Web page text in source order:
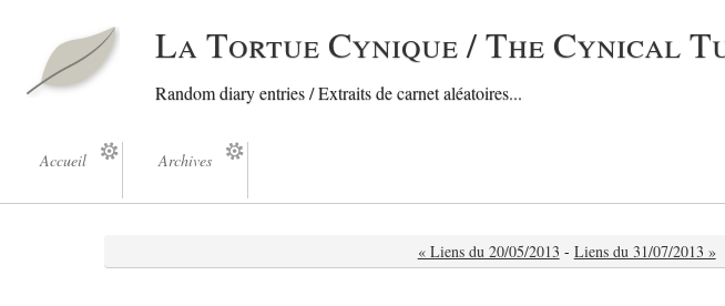
La Tortue Cynique / The Cynical
Random diary entries / Extraits de carnet aléatoires...
Accueil Archives
« Liens du 20/05/2013 - Liens du 31/07/2013 »